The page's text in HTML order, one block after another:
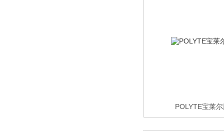
POLYTE宝莱